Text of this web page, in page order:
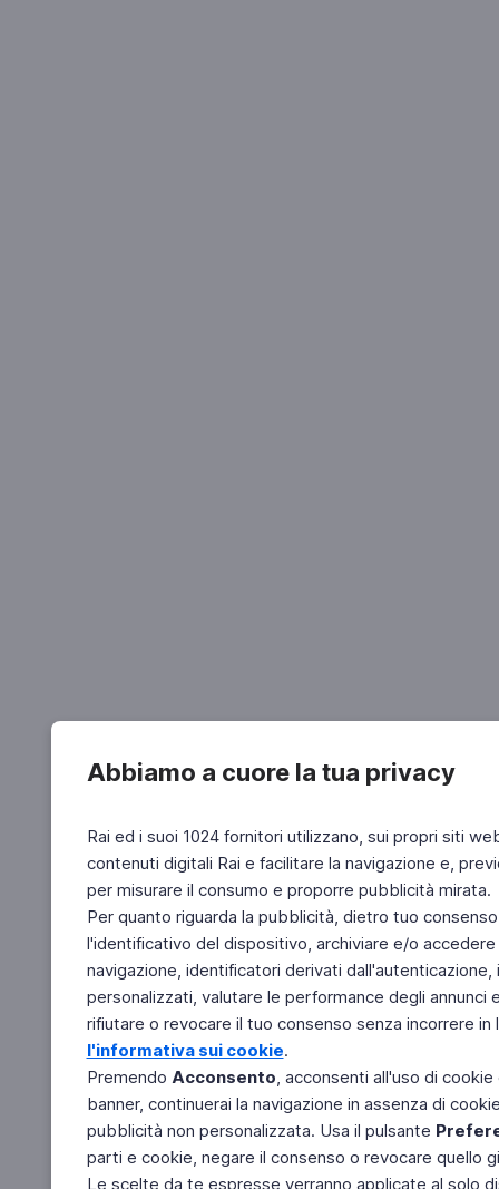
Abbiamo a cuore la tua privacy
Rai ed i suoi 1024 fornitori utilizzano, sui propri siti
contenuti digitali Rai e facilitare la navigazione e,
per misurare il consumo e proporre pubblicità mirata.
Per quanto riguarda la pubblicità, dietro tuo
l'identificativo del dispositivo, archiviare e/o
navigazione, identificatori derivati
personalizzati, valutare le performance degli
rifiutare o revocare il tuo consenso senza incorrere
l'informativa sui cookie.
Premendo Acconsento, acconsenti all'uso di
banner, continuerai la navigazione in assenza di
pubblicità non personalizzata. Usa il pulsante
parti e cookie, negare il consenso o revocare quello
Le scelte da te espresse verranno applicate al solo